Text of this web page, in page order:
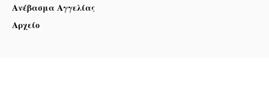
Ανέβασμα Αγγελίας
Αρχείο